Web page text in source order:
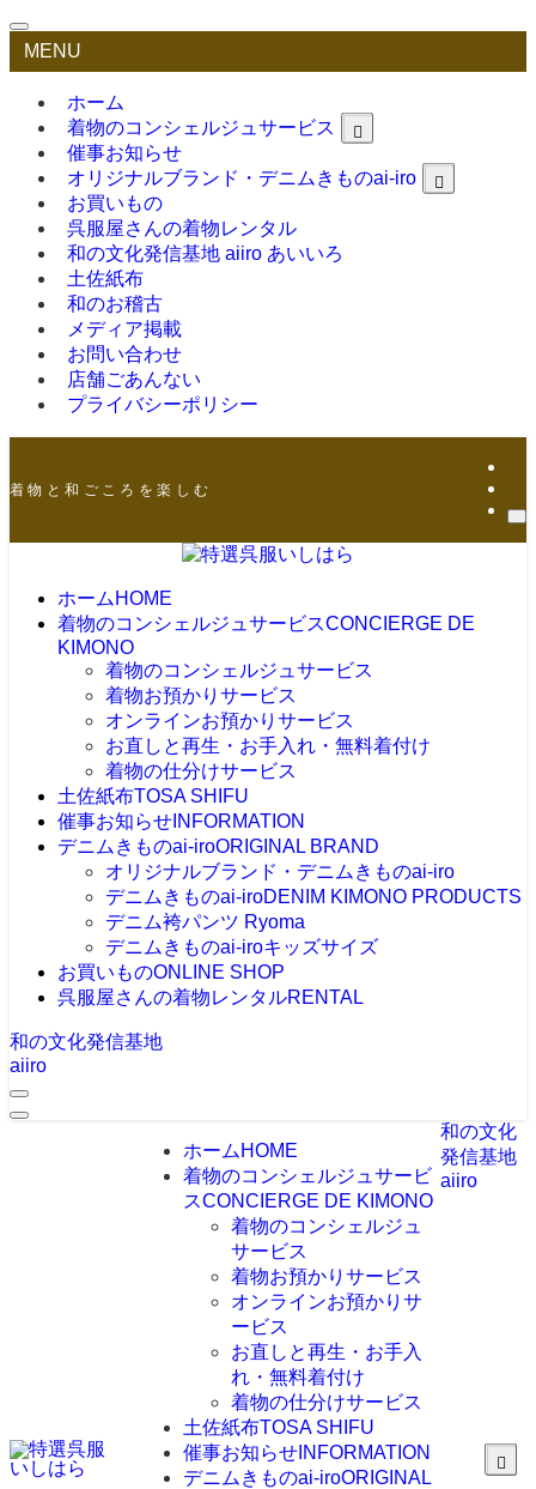
MENU
ホーム
着物のコンシェルジュサービス
催事お知らせ
オリジナルブランド・デニムきものai-iro
お買いもの
呉服屋さんの着物レンタル
和の文化発信基地 aiiro あいいろ
土佐紙布
和のお稽古
メディア掲載
お問い合わせ
店舗ごあんない
プライバシーポリシー
着 物 と 和 ご こ ろ を 楽 し む
ホーム HOME
着物のコンシェルジュサービスCONCIERGE DE
KIMONO
着物のコンシェルジュサービス
着物お預かりサービス
オンラインお預かりサービス
お直しと再生・お手入れ・無料着付け
着物の仕分けサービス
土佐紙布TOSA SHIFU
催事お知らせ INFORMATION
デニムきものai-iroORIGINAL BRAND
オリジナルブランド・デニムきものai-iro
デニムきものai-iroDENIM KIMONO PRODUCTS
デニム袴パンツ Ryoma
デニムきものai-iroキッズサイズ
お買いものONLINE SHOP
呉服屋さんの着物レンタルRENTAL
和の文化発信基地
aiiro
ホーム HOME
着物のコンシェルジュサービ
スCONCIERGE DE KIMONO
着物のコンシェルジュ
サービス
着物お預かりサービス
オンラインお預かりサ
ービス
お直しと再生・お手入
れ・無料着付け
着物の仕分けサービス
土佐紙布TOSA SHIFU
催事お知らせINFORMATION
デニムきものai-iroORIGINAL
和の文化
発信基地
aiiro